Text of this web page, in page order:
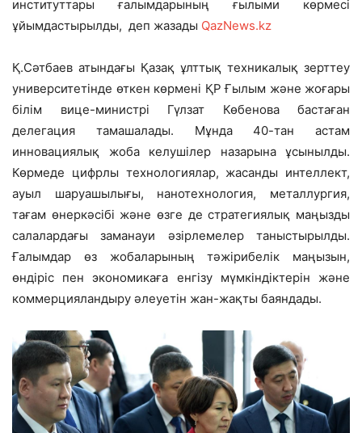
институттары ғалымдарының ғылыми көрмесі
ұйымдастырылды, деп жазады QazNews.kz
Қ.Сәтбаев атындағы Қазақ ұлттық техникалық зерттеу
университетінде өткен көрмені ҚР Ғылым және жоғары
білім вице-министрі Гүлзат Көбенова бастаған
делегация тамашалады. Мұнда 40-тан астам
инновациялық жоба келушілер назарына ұсынылды.
Көрмеде цифрлы технологиялар, жасанды интеллект,
ауыл шаруашылығы, нанотехнология, металлургия,
тағам өнеркәсібі және өзге де стратегиялық маңызды
салалардағы заманауи әзірлемелер таныстырылды.
Ғалымдар өз жобаларының тәжірибелік маңызын,
өндіріс пен экономикаға енгізу мүмкіндіктерін және
коммерцияландыру әлеуетін жан-жақты баяндады.